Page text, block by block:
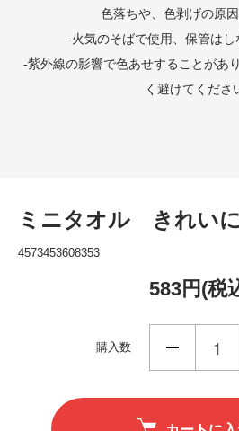
色落ちや、色剥げの原因
-火気のそばで使用、保管はし
-紫外線の影響で色あせすることがあ
く避けてくださ
ミニタオル きれい
4573453608353
583円(税
購入数